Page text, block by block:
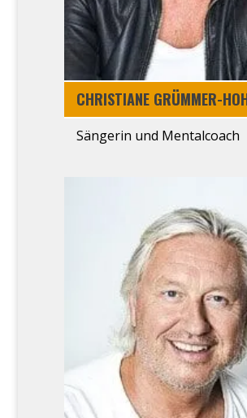
CHRIS­TIA­NE GRÜM­­MER-
Sän­ge­rin und Men­tal­coach